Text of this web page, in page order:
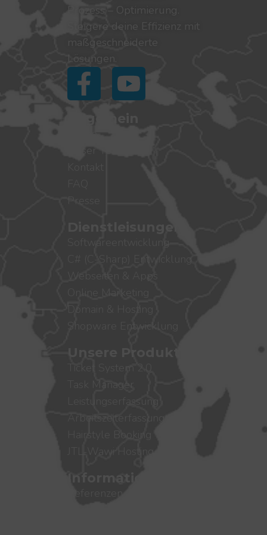
Prozess – Optimierung.
Steigere deine Effizienz mit
maßgeschneiderte
Lösungen.